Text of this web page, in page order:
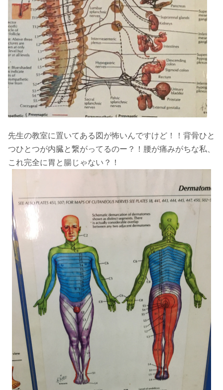
先生の教室に置いてある図が怖いんですけど！！背骨ひと
つひとつが内臓と繋がってるのー？！腰が痛みがちな私、
これ完全に胃と腸じゃない？！